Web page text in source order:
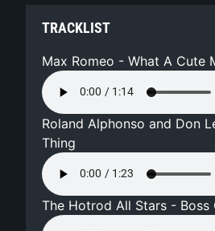
TRACKLIST
Max Romeo - What A Cute
Roland Alphonso and Don
Thing
The Hotrod All Stars - Boss